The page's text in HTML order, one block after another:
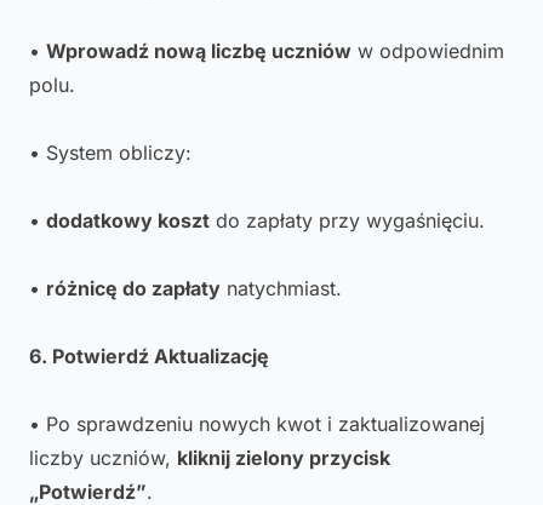
• Wprowadź nową liczbę uczniów w odpowiednim
polu.
• System obliczy:
• dodatkowy koszt do zapłaty przy wygaśnięciu.
• różnicę do zapłaty natychmiast.
6. Potwierdź Aktualizację
• Po sprawdzeniu nowych kwot i zaktualizowanej
liczby uczniów, kliknij zielony przycisk
„Potwierdź”.